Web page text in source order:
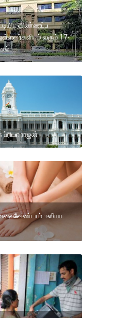
விண்ணப்ப
வரும் 17-
ராஜன்
ஈஸியா